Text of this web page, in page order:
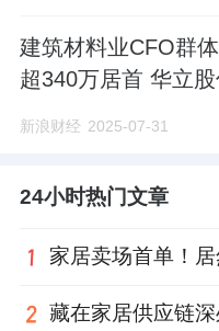
盘，才有望形成双
来说，这场跨界突
峻的阶段。
建筑材料业CFO群
超340万居首 华立
新浪财经 2025-07-31
24小时热门文章